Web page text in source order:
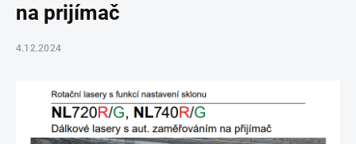
na prijímač
4.12.2024